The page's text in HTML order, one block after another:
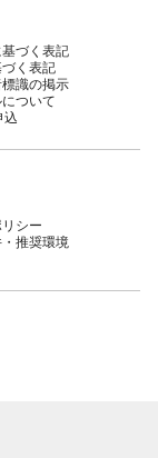
づく表記
く表記
識の掲示
ついて
込
シー
推奨環境